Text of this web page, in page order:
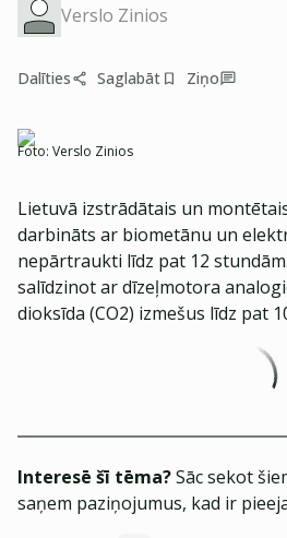
Verslo Zinios
Dalīties Saglabāt Ziņo
Foto: Verslo Zinios
Lietuvā izstrādātais un
darbināts ar biometānu un
nepārtraukti līdz pat 12
salīdzinot ar dīzeļmotora
dioksīda (CO2) izmešus līdz pat
Interesē šī tēma?Sāc sekot
saņem paziņojumus, kad ir